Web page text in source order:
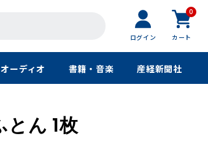
ログイン
0
カート
ーディオ 書籍・音楽 産経新聞社
ん 1枚